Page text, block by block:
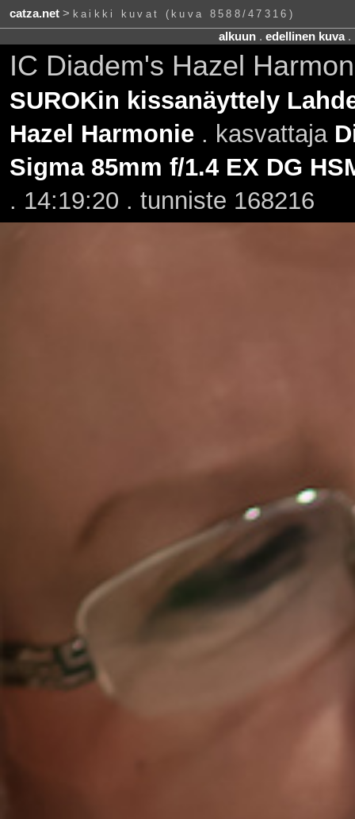
catza.net> kaikki kuvat (kuva 8588/47316)
alkuun. edellinen kuva.
IC Diadem's Hazel
SUROKin kissanäyttely
Hazel Harmonie. kasvattaja
Sigma 85mm f/1.4 EX DG
. 14:19:20 . tunniste 168216